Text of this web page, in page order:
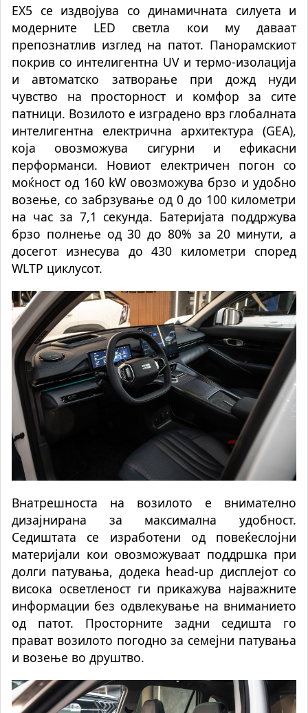
EX5 се издвојува со динамичната силуета и
модерните LED светла кои му даваат
препознатлив изглед на патот. Панорамскиот
покрив со интелигентна UV и термо-изолација
и автоматско затворање при дожд нуди
чувство на просторност и комфор за сите
патници. Возилото е изградено врз глобалната
интелигентна електрична архитектура (GEA),
која овозможува сигурни и ефикасни
перформанси. Новиот електричен погон со
моќност од 160 kW овозможува брзо и удобно
возење, со забрзување од 0 до 100 километри
на час за 7,1 секунда. Батеријата поддржува
брзо полнење од 30 до 80% за 20 минути, а
досегот изнесува до 430 километри според
WLTP циклусот.
Внатрешноста на возилото е внимателно
дизајнирана за максимална удобност.
Седиштата се изработени од повеќеслојни
материјали кои овозможуваат поддршка при
долги патувања, додека head-up дисплејот со
висока осветленост ги прикажува најважните
информации без одвлекување на вниманието
од патот. Просторните задни седишта го
прават возилото погодно за семејни патувања
и возење во друштво.